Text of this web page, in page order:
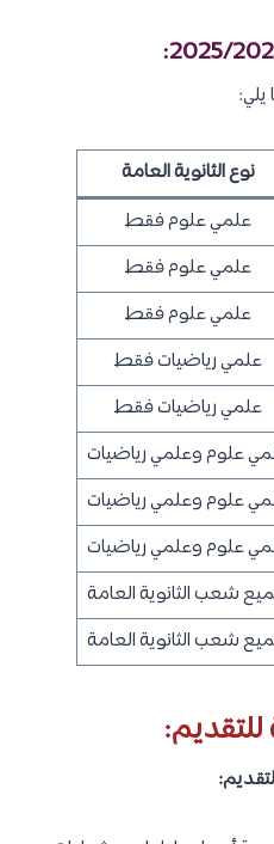
نوع الثانوية العامة
علمي علوم فقط
علمي علوم فقط
علمي علوم فقط
علمي رياضيات فقط
علمي رياضيات فقط
علوم وعلمي رياضيات
علوم وعلمي رياضيات
علوم وعلمي رياضيات
شعب الثانوية العامة
شعب الثانوية العامة